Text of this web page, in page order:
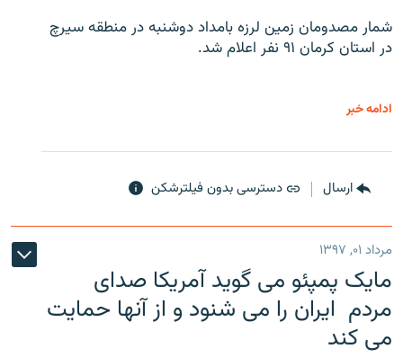
شمار مصدومان زمین لرزه بامداد دوشنبه در منطقه سیرچ
در استان کرمان ۹۱ نفر اعلام شد.
ادامه خبر
ارسال دسترسی بدون فیلترشکن
مرداد ۰۱, ۱۳۹۷
مایک پمپئو می گوید آمریکا صدای
مردم ایران را می شنود و از آنها حمایت
می کند